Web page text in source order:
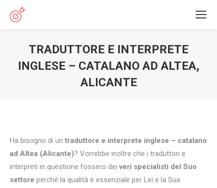
TRADUTTORE E INTERPRETE
INGLESE – CATALANO AD ALTEA,
ALICANTE
Ha bisogno di un traduttore e interprete inglese – catalano
ad Altea (Alicante)? Vorrebbe inoltre che i traduttori e
interpreti in questione fossero dei veri specialisti del Suo
settore perché la qualità è essenziale per Lei e la Sua